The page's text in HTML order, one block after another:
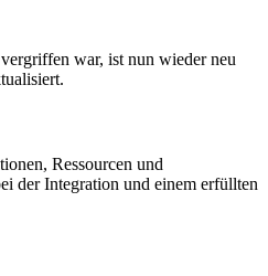
war, ist nun wieder neu
Ressourcen und
der Integration und einem erfüllten